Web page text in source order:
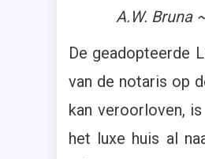
A.W. Bruna
De geadopteerde
van de notaris op
kan veroorloven,
het luxe huis al